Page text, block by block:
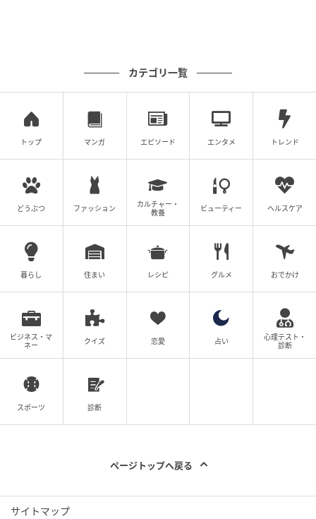
のご紹介に留まることを、ご了承ください。
文（編集）：VY
数学とIT技術学習が趣味のWebライター。実用数学技
援スタッフとして数学指導を行ってきた。文系と理系
の別、年齢にとらわれない、誰でも楽しめる数学解説
作成を目指している。
スピード勝負！他の問題にも挑戦しよう！
【脳トレ】角度を求める方法、覚えてる？→意外と忘
れがちな『図形問題』特集
【脳トレ】角度を求める方法、覚えてる？→意外
と忘れがちな『図形問題』特集
次の記事
#1 夫の「元不倫相手」から、１通の手紙が
届きました。
の記事をもっとみる
カテゴリ一覧
トップ マンガ エピソード エンタメ トレンド
どうぶつ ファッション
カルチャー・
教養
ビューティー ヘルスケア
暮らし 住まい レシピ グルメ おでかけ
ビジネス・マ
ネー
クイズ 恋愛 占い
心理テスト・
診断
スポーツ 診断
ページトップへ戻る
サイトマップ